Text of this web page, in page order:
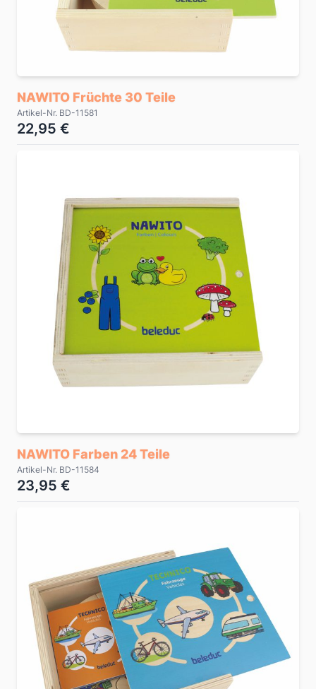
NAWITO Früchte 30 Teile
Artikel-Nr. BD-11581
22,95 €
NAWITO Farben 24 Teile
Artikel-Nr. BD-11584
23,95 €